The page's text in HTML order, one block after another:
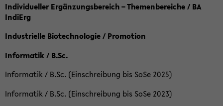
Individueller Ergänzungsbereich – Themenbereiche / BA
IndiErg
Industrielle Biotechnologie / Promotion
Informatik / B.Sc.
Informatik / B.Sc. (Einschreibung bis SoSe 2025)
Informatik / B.Sc. (Einschreibung bis SoSe 2023)